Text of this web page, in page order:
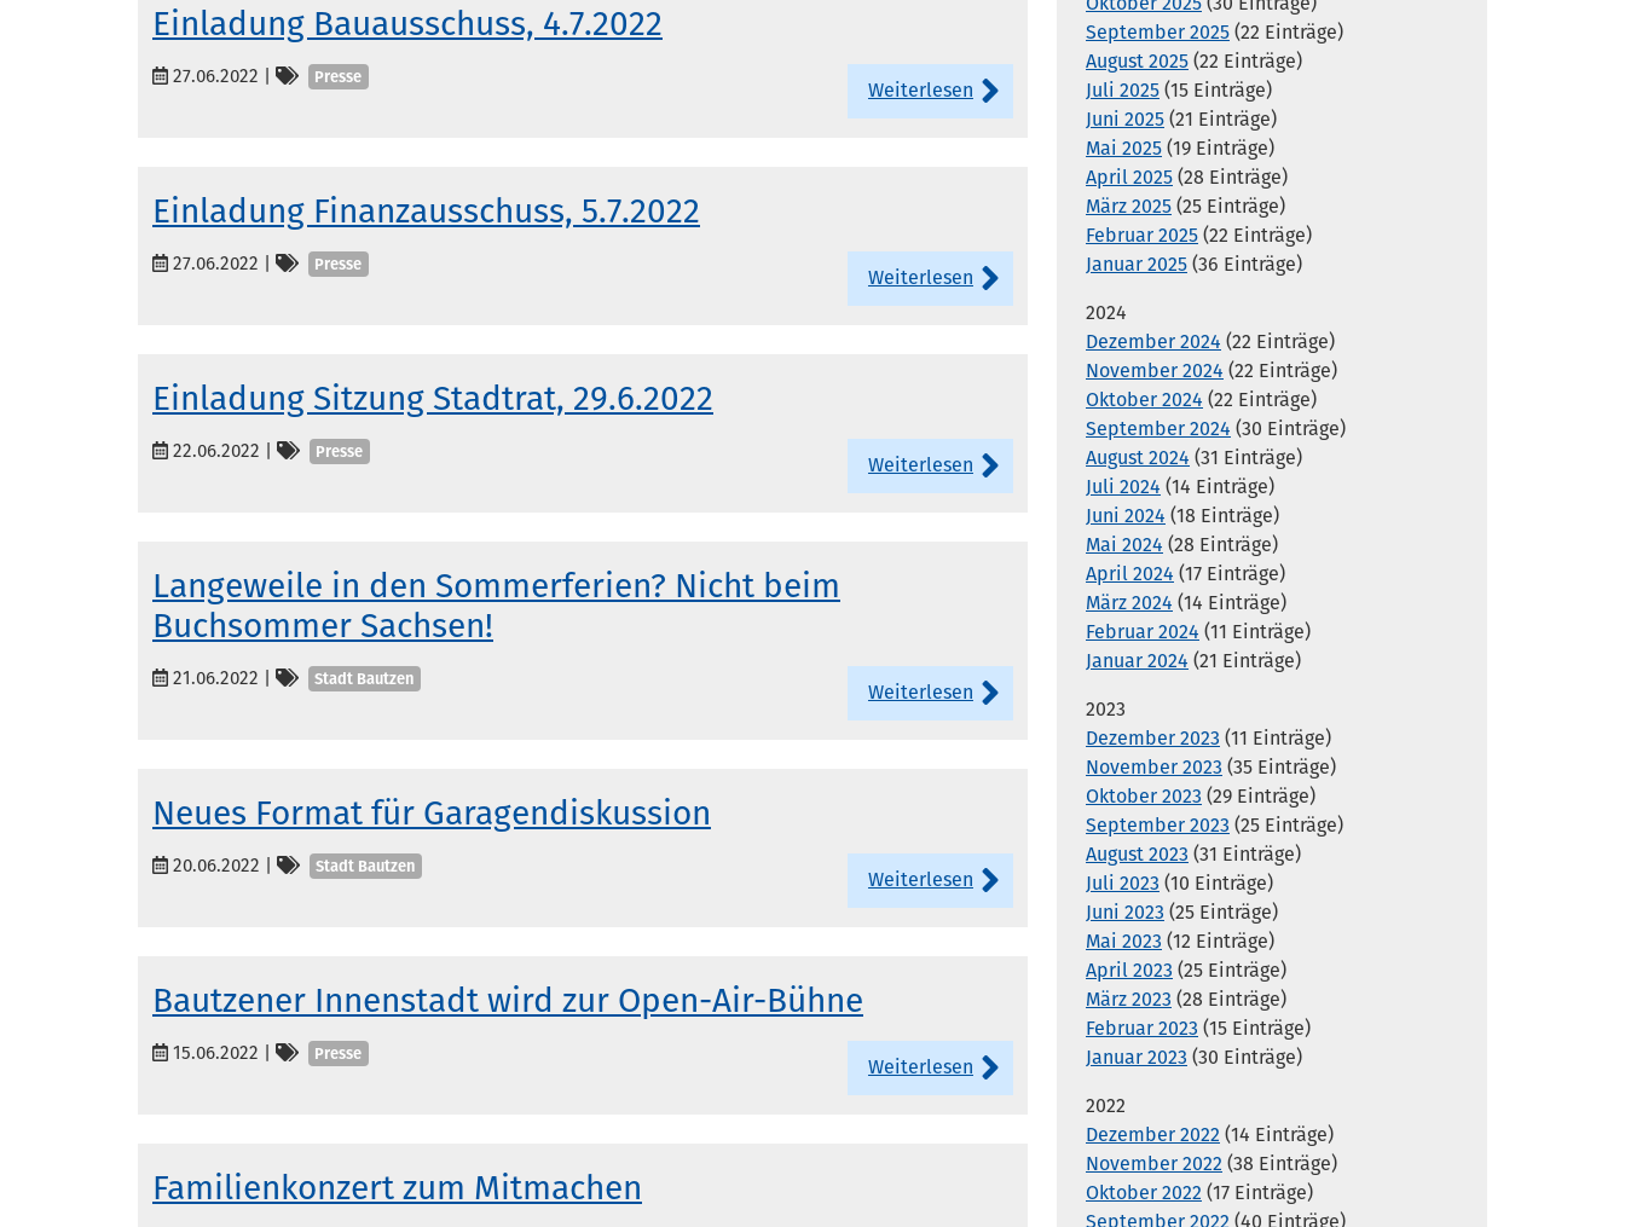
Einladung Bauausschuss, 4.7.2022
27.06.2022 | Kategorien
Presse
Weiterlesen
Einladung Finanzausschuss, 5.7.2022
27.06.2022 | Kategorien
Presse
Weiterlesen
Einladung Sitzung Stadtrat, 29.6.2022
22.06.2022 | Kategorien
Presse
Weiterlesen
Langeweile in den Sommerferien? Nicht beim
Buchsommer Sachsen!
21.06.2022 | Kategorien
Stadt Bautzen
Weiterlesen
Neues Format für Garagendiskussion
20.06.2022 | Kategorien
Stadt Bautzen
Weiterlesen
Bautzener Innenstadt wird zur Open-Air-Bühne
15.06.2022 | Kategorien
Presse
Weiterlesen
Familienkonzert zum Mitmachen
September 2025 (22 Einträge)
August 2025 (22 Einträge)
Juli 2025 (15 Einträge)
Juni 2025 (21 Einträge)
Mai 2025 (19 Einträge)
April 2025 (28 Einträge)
März 2025 (25 Einträge)
Februar 2025 (22 Einträge)
Januar 2025 (36 Einträge)
2024
Dezember 2024 (22 Einträge)
November 2024 (22 Einträge)
Oktober 2024 (22 Einträge)
September 2024 (30 Einträge)
August 2024 (31 Einträge)
Juli 2024 (14 Einträge)
Juni 2024 (18 Einträge)
Mai 2024 (28 Einträge)
April 2024 (17 Einträge)
März 2024 (14 Einträge)
Februar 2024 (11 Einträge)
Januar 2024 (21 Einträge)
2023
Dezember 2023 (11 Einträge)
November 2023 (35 Einträge)
Oktober 2023 (29 Einträge)
September 2023 (25 Einträge)
August 2023 (31 Einträge)
Juli 2023 (10 Einträge)
Juni 2023 (25 Einträge)
Mai 2023 (12 Einträge)
April 2023 (25 Einträge)
März 2023 (28 Einträge)
Februar 2023 (15 Einträge)
Januar 2023 (30 Einträge)
2022
Dezember 2022 (14 Einträge)
November 2022 (38 Einträge)
Oktober 2022 (17 Einträge)
September 2022 (40 Einträge)